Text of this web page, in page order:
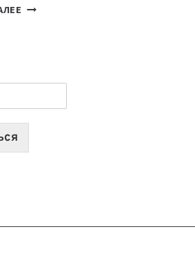
КАКОЙ
2026:
10